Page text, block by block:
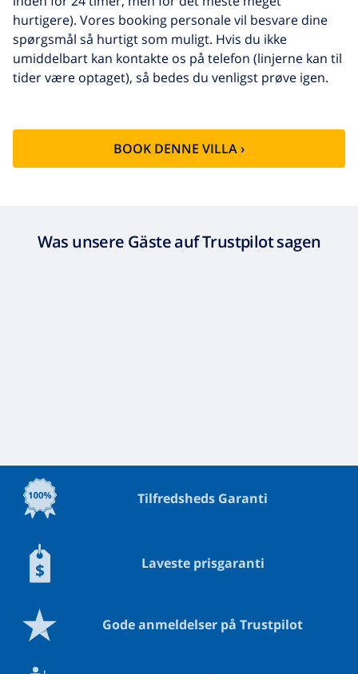
hurtigere). Vores booking personale vil besvare dine
spørgsmål så hurtigt som muligt. Hvis du ikke
umiddelbart kan kontakte os på telefon (linjerne kan til
tider være optaget), så bedes du venligst prøve igen.
BOOK DENNE VILLA ›
Was unsere Gäste auf Trustpilot sagen
Tilfredsheds Garanti
Laveste prisgaranti
Gode anmeldelser på Trustpilot